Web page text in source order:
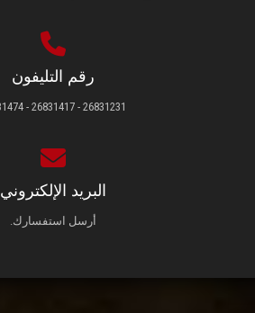
رقم التليفون
26831231 - 26831417 - 26831474
البريد الإلكتروني
أرسل استفسارك.